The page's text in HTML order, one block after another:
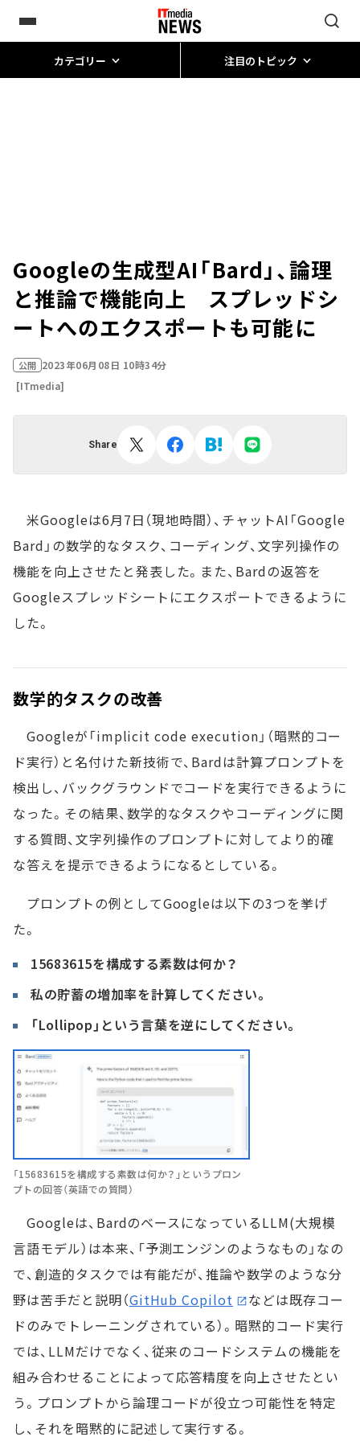
カテゴリー 注目のトピック
Googleの生成型AI「Bard」、論理
と推論で機能向上 スプレッドシ
ートへのエクスポートも可能に
公開 2023年06月08日 10時34分
[ITmedia]
Share
米Googleは6月7日（現地時間）、チャットAI「Google
Bard」の数学的なタスク、コーディング、文字列操作の
機能を向上させたと発表した。また、Bardの返答を
Googleスプレッドシートにエクスポートできるように
した。
数学的タスクの改善
Googleが「implicit code execution」（暗黙的コー
ド実行）と名付けた新技術で、Bardは計算プロンプトを
検出し、バックグラウンドでコードを実行できるように
なった。その結果、数学的なタスクやコーディングに関
する質問、文字列操作のプロンプトに対してより的確
な答えを提示できるようになるとしている。
プロンプトの例としてGoogleは以下の3つを挙げ
た。
15683615を構成する素数は何か？
私の貯蓄の増加率を計算してください。
「Lollipop」という言葉を逆にしてください。
「15683615を構成する素数は何か？」というプロン
プトの回答（英語での質問）
Googleは、BardのベースになっているLLM(大規模
言語モデル）は本来、「予測エンジンのようなもの」なの
で、創造的タスクでは有能だが、推論や数学のような分
野は苦手だと説明（GitHub Copilot
などは既存コー
ドのみでトレーニングされている）。暗黙的コード実行
では、LLMだけでなく、従来のコードシステムの機能を
組み合わせることによって応答精度を向上させたとい
う。プロンプトから論理コードが役立つ可能性を特定
し、それを暗黙的に記述して実行する。